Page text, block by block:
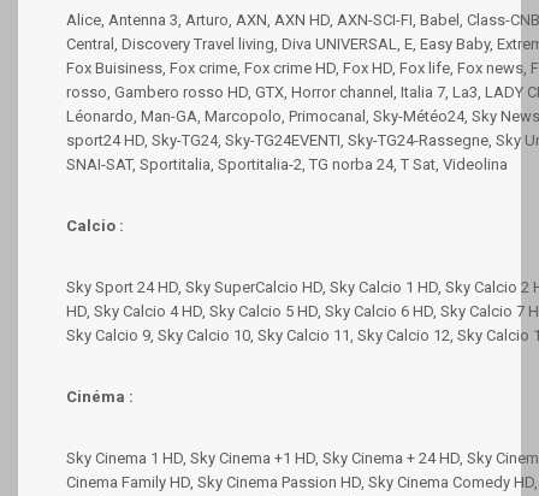
Alice, Antenna 3, Arturo, AXN, AXN HD, AXN-SCI-FI, Babel, Class-
Central, Discovery Travel living, Diva UNIVERSAL, E, Easy Baby,
Fox Buisiness, Fox crime, Fox crime HD, Fox HD, Fox life, Fox news,
rosso, Gambero rosso HD, GTX, Horror channel, Italia 7, La3, LADY
Léonardo, Man-GA, Marcopolo, Primocanal, Sky-Météo24, Sky
sport24 HD, Sky-TG24, Sky-TG24EVENTI, Sky-TG24-Rassegne, Sky
SNAI-SAT, Sportitalia, Sportitalia-2, TG norba 24, T Sat, Videolina
Calcio :
Sky Sport 24 HD, Sky SuperCalcio HD, Sky Calcio 1 HD, Sky Calcio 2
HD, Sky Calcio 4 HD, Sky Calcio 5 HD, Sky Calcio 6 HD, Sky Calcio 7
Sky Calcio 9, Sky Calcio 10, Sky Calcio 11, Sky Calcio 12, Sky Calcio
Cinéma :
Sky Cinema 1 HD, Sky Cinema +1 HD, Sky Cinema + 24 HD, Sky
Cinema Family HD, Sky Cinema Passion HD, Sky Cinema Comedy